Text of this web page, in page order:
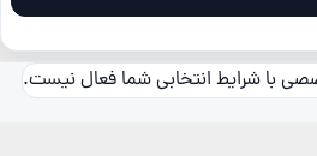
با شرایط انتخابی شما فعال نیست.